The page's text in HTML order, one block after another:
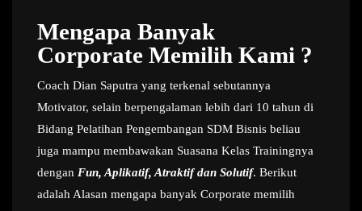
Mengapa Banyak
Corporate Memilih Kami ?
Coach Dian Saputra yang terkenal sebutannya
Motivator, selain berpengalaman lebih dari 10 tahun di
Bidang Pelatihan Pengembangan SDM Bisnis beliau
juga mampu membawakan Suasana Kelas Trainingnya
dengan Fun, Aplikatif, Atraktif dan Solutif. Berikut
adalah Alasan mengapa banyak Corporate memilih